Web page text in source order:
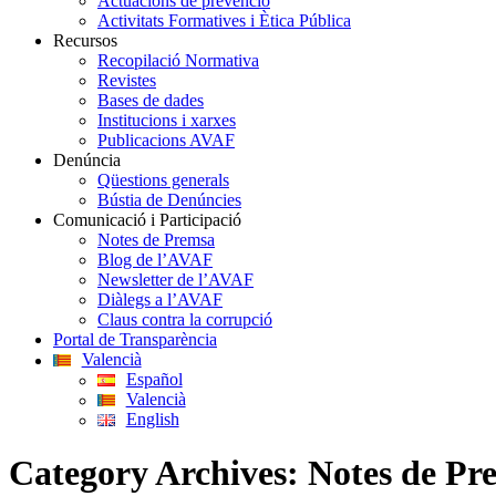
Activitats Formatives i Ètica Pública
Recursos
Recopilació Normativa
Revistes
Bases de dades
Institucions i xarxes
Publicacions AVAF
Denúncia
Qüestions generals
Bústia de Denúncies
Comunicació i Participació
Notes de Premsa
Blog de l’AVAF
Newsletter de l’AVAF
Diàlegs a l’AVAF
Claus contra la corrupció
Portal de Transparència
Valencià
Español
Valencià
English
Category Archives: Notes de